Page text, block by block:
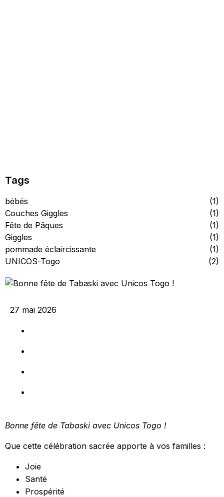
Tags
bébés
(1)
Couches Giggles
(1)
Fête de Pâques
(1)
Giggles
(1)
pommade éclaircissante
(1)
UNICOS-Togo
(2)
27 mai 2026
Bonne fête de Tabaski avec Unicos Togo !
Que cette célébration sacrée apporte à vos familles :
Joie
Santé
Prospérité